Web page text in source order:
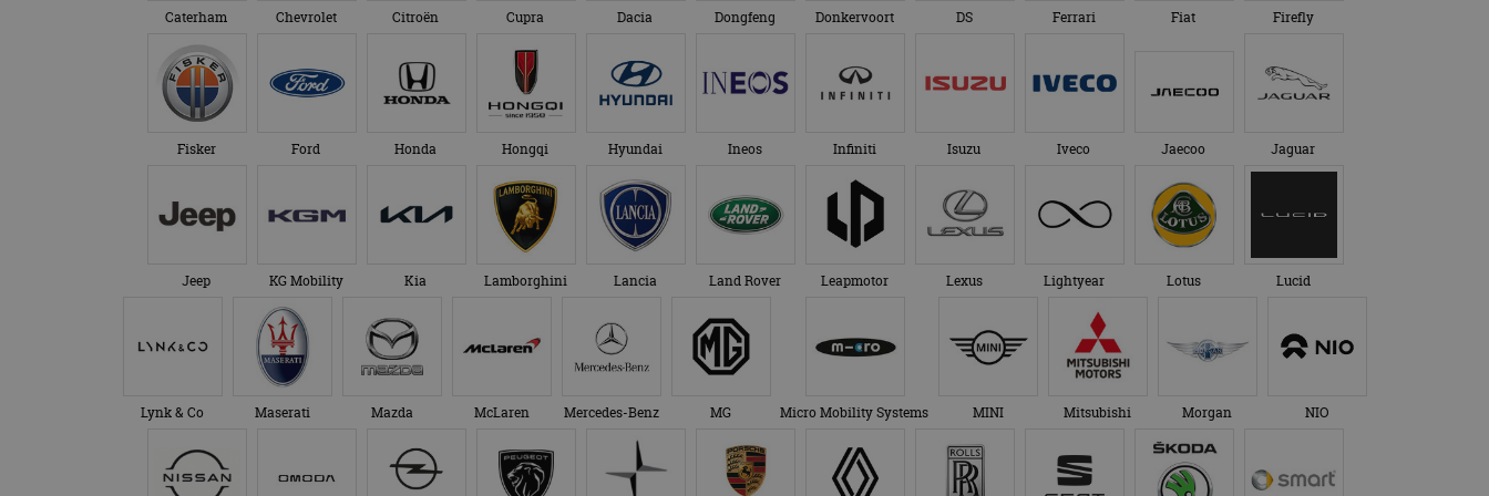
Caterham Chevrolet Citroën Cupra Dacia Dongfeng Donkervoort DS Ferrari Fiat Firefly
Fisker Ford Honda Hongqi Hyundai Ineos Infiniti Isuzu Iveco Jaecoo Jaguar
Jeep KG Mobility Kia Lamborghini Lancia Land Rover Leapmotor Lexus Lightyear Lotus Lucid
Lynk & Co Maserati Mazda McLaren Mercedes-Benz MG Micro Mobility Systems MINI Mitsubishi Morgan NIO